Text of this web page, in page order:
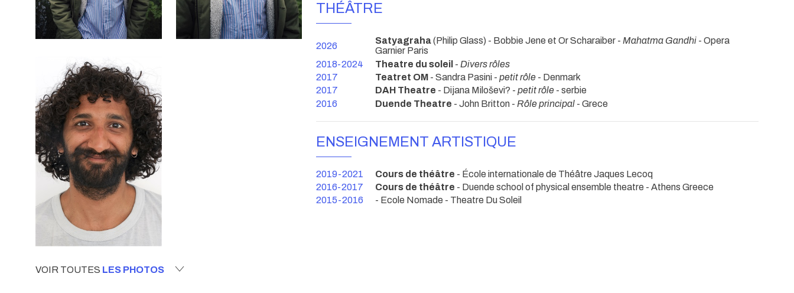
VOIR TOUTES LES PHOTOS
THÉÂTRE
2026 Satyagraha(Philip Glass) - Bobbie Jene et Or Scharaiber - Mahatma Gandhi - Opera
Garnier Paris
2018-2024
Theatre du soleil - Divers rôles
2017
Teatret OM - Sandra Pasini - petit rôle - Denmark
2017
DAH Theatre - Dijana Miloševi? - petit rôle - serbie
2016
Duende Theatre - John Britton - Rôle principal - Grece
ENSEIGNEMENT ARTISTIQUE
2019-2021 Cours de théâtre - École internationale de Théâtre Jaques Lecoq
2016-2017
Cours de théâtre - Duende school of physical ensemble theatre - Athens Greece
2015-2016
- Ecole Nomade - Theatre Du Soleil